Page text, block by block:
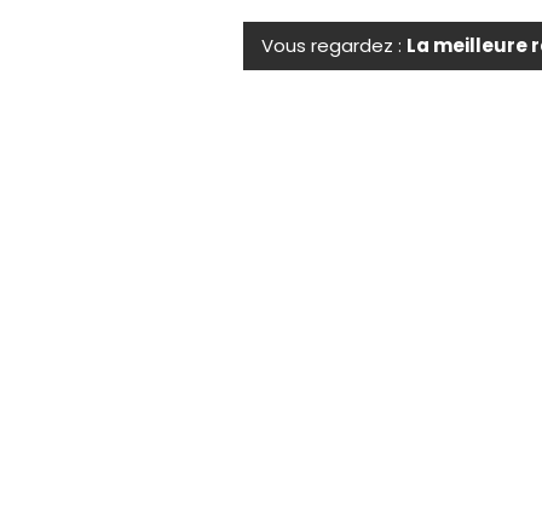
Vous regardez : La meilleure